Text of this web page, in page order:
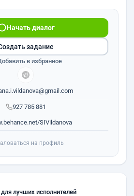
927 785 881
Начать диалог
SIVildanova
задание
в избранное
на профиль
лучших исполнителей